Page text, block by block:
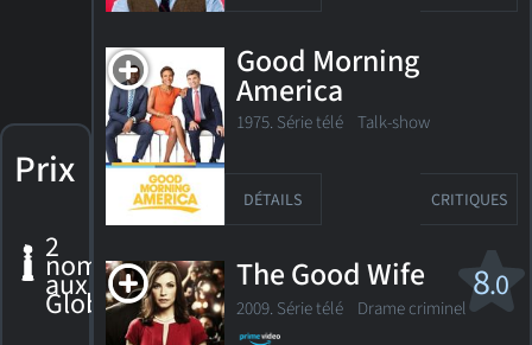
Prix
2
nominations
aux Golden
Globes
Good Morning
America
1975. Série télé Talk-show
DÉTAILS CRITIQUES
8.0
The Good Wife
2009. Série télé Drame criminel